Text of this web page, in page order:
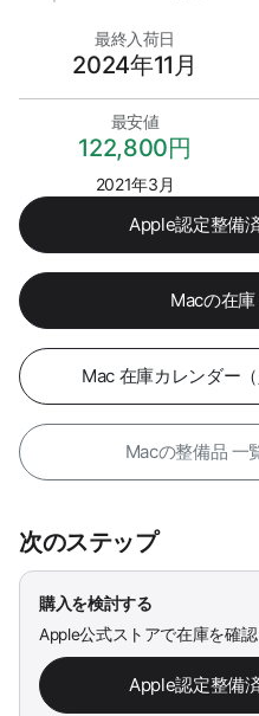
最終入荷日
2024年11月
最安値
122,800円
2021年3月
Apple認定整備
Macの在
Mac 在庫カレンダー
Macの整備品 一
次のステップ
購入を検討する
Apple公式ストアで在庫を確
Apple認定整備